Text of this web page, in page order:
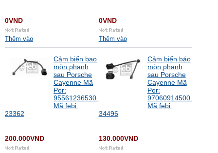
0VND
Thêm vào
0VND
Thêm vào
Cảm biến bao
mòn phanh
sau Porsche
Cayenne Mã
Por:
95561236530.
Mã febi:
23362
200.000VND
Cảm biến báo
mòn phanh
sau Porsche
Cayenne Mã
Por:
97060914500.
Mã febi:
34496
130.000VND